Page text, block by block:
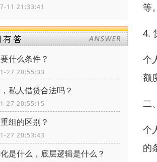
11 21:33:41
什么条件？
27 20:55:33
私人借贷合法吗？
27 20:55:15
组的区别？
27 20:53:43
是什么，底层逻辑是什么？
等
4.
个
额
二
个
的